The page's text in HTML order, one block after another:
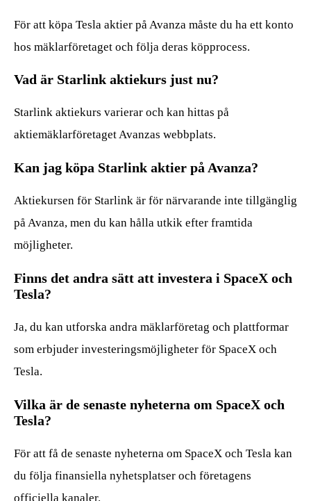
För att köpa Tesla aktier på Avanza måste du ha ett konto
hos mäklarföretaget och följa deras köpprocess.
Vad är Starlink aktiekurs just nu?
Starlink aktiekurs varierar och kan hittas på
aktiemäklarföretaget Avanzas webbplats.
Kan jag köpa Starlink aktier på Avanza?
Aktiekursen för Starlink är för närvarande inte tillgänglig
på Avanza, men du kan hålla utkik efter framtida
möjligheter.
Finns det andra sätt att investera i SpaceX och
Tesla?
Ja, du kan utforska andra mäklarföretag och plattformar
som erbjuder investeringsmöjligheter för SpaceX och
Tesla.
Vilka är de senaste nyheterna om SpaceX och
Tesla?
För att få de senaste nyheterna om SpaceX och Tesla kan
du följa finansiella nyhetsplatser och företagens
officiella kanaler.